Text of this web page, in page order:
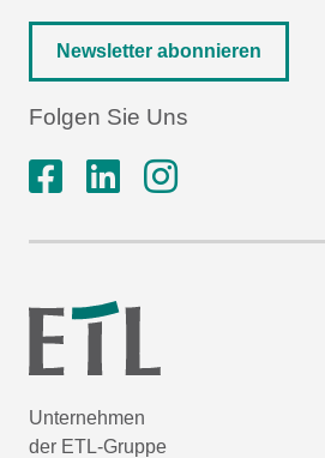
Newsletter abonnieren
Folgen Sie Uns
Unternehmen
der ETL-Gruppe